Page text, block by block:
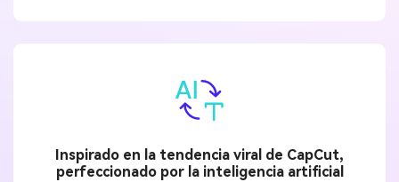
Inspirado en la tendencia viral de CapCut,
perfeccionado por la inteligencia artificial
Crea imágenes IA
gratis!